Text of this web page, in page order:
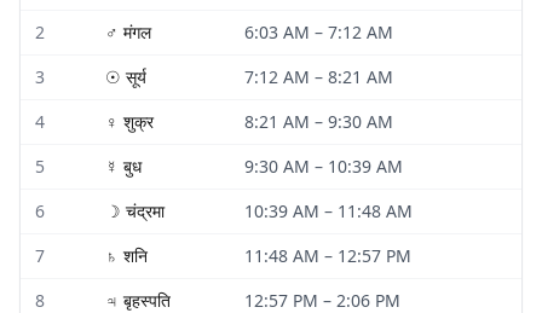
2
♂ मंगल 6:03 AM – 7:12 AM
3
☉ सूर्य 7:12 AM – 8:21 AM
4
♀ शुक्र 8:21 AM – 9:30 AM
5
☿ बुध 9:30 AM – 10:39 AM
6
☽ चंद्रमा 10:39 AM – 11:48 AM
7
♄ शनि 11:48 AM – 12:57 PM
8
♃ बृहस्पति 12:57 PM – 2:06 PM